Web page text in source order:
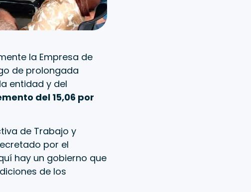
la Empresa de
de prolongada
entidad y del
del 15,06 por
de Trabajo y
por el
hay un gobierno que
de los